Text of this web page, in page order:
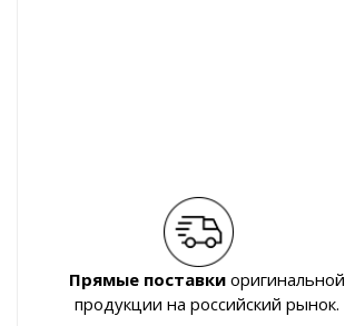
Прямые поставкиоригинальной
продукции на российский рынок.